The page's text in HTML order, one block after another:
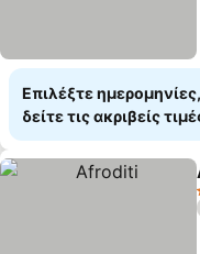
Επιλέξτε
δείτε τις ακριβείς